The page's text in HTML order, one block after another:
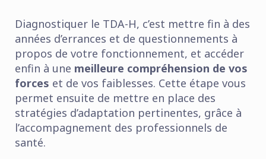
Diagnostiquer le TDA-H, c’est mettre fin à des
années d’errances et de questionnements à
propos de votre fonctionnement, et accéder
enfin à une meilleure compréhension de vos
forces et de vos faiblesses. Cette étape vous
permet ensuite de mettre en place des
stratégies d’adaptation pertinentes, grâce à
l’accompagnement des professionnels de
santé.